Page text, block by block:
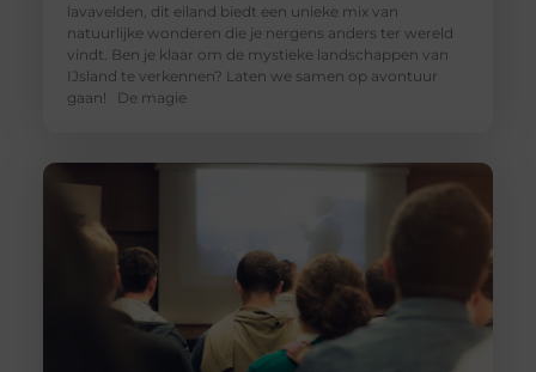
lavavelden, dit eiland biedt een unieke mix van
natuurlijke wonderen die je nergens anders ter wereld
vindt. Ben je klaar om de mystieke landschappen van
IJsland te verkennen? Laten we samen op avontuur
gaan! De magie